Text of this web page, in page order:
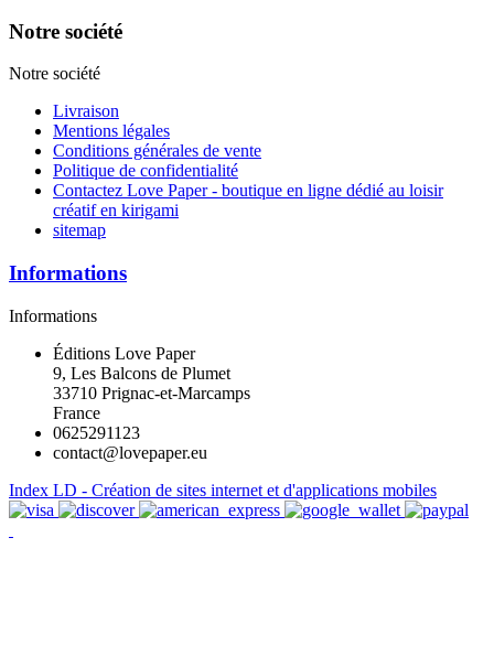
Notre société
Notre société
Livraison
Mentions légales
Conditions générales de vente
Politique de confidentialité
Contactez Love Paper - boutique en ligne dédié au loisir
créatif en kirigami
sitemap
Informations
Informations
Éditions Love Paper
9, Les Balcons de Plumet
33710 Prignac-et-Marcamps
France
0625291123
contact@lovepaper.eu
Index LD - Création de sites internet et d'applications mobiles